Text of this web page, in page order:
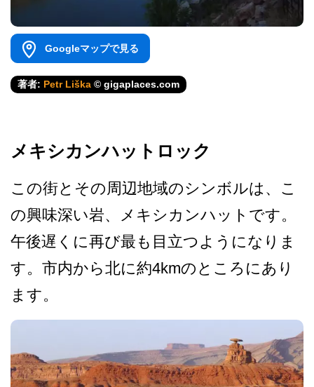
Googleマップで見る
著者: Petr Liška © gigaplaces.com
メキシカンハットロック
この街とその周辺地域のシン­ボルは、こ
の興味深い岩、メキシカンハットです。
午­後遅くに再び最も目立つようになりま
す。市内から北­に約4kmのところにあり
ます。